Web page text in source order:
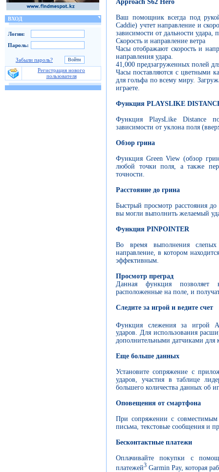
ВХОД
Логин:
Пароль:
Забыли пароль?
Регистрация нового
пользователя
Approach S62 Hero
Ваш помощник всегда под
Caddie) учтет направление и
зависимости от дальности
Скорость и направление ветра
Часы отображают скорость и
направления удара.
41,000 предзагруженных полей
Часы поставляются с цветными
для гольфа по всему миру.
играете.
Функция PLAYSLIKE
Функция PlaysLike Distance
зависимости от уклона поля
Обзор грина
Функция Green View (обзор
любой точки поля, а также
точности.
Расстояние до грина
Быстрый просмотр расстояния
вы могли выполнить желаемый
Функция PINPOINTER
Во время выполнения
направление, в котором
эффективным.
Просмотр преград
Данная функция позволяет
расположенные на поле, и
Следите за игрой и ведите счет
Функция слежения за игрой
ударов. Для использования
дополнительными датчиками
Еще больше данных
Установите сопряжение с
ударов, участия в таблице
большего количества данных об
Оповещения от смартфона
При сопряжении с
письма, текстовые сообщения и
Бесконтактные платежи
Оплачивайте покупки с
платежей3 Garmin Pay, которая